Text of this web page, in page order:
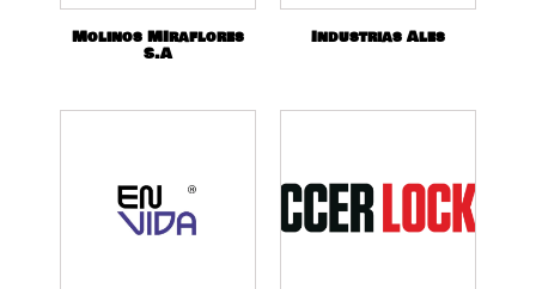
Molinos MIraflores
S.A
Industrias Ales